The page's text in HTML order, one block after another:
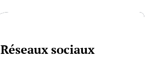
Réseaux sociaux